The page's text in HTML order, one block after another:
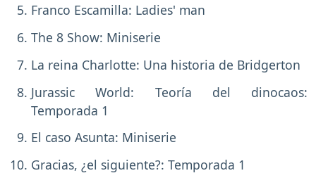
Franco Escamilla: Ladies' man
The 8 Show: Miniserie
La reina Charlotte: Una historia de Bridgerton
Jurassic World: Teoría del dinocaos:
Temporada 1
El caso Asunta: Miniserie
Gracias, ¿el siguiente?: Temporada 1